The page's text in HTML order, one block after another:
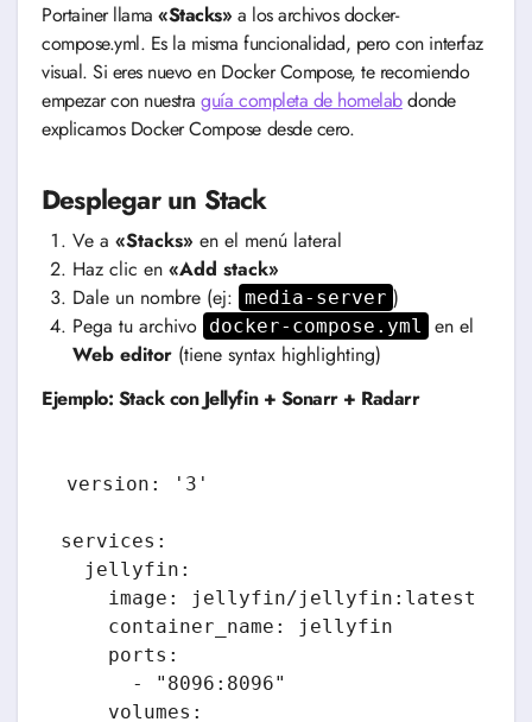
Portainer llama«Stacks» a los archivos docker-
compose.yml. Es la misma funcionalidad, pero con interfaz
visual. Si eres nuevo en Docker Compose, te recomiendo
empezar con nuestraguía completa de homelabdonde
explicamos Docker Compose desde cero.
Desplegar un Stack
Ve a «Stacks» en el menú lateral
Haz clic en «Add stack»
Dale un nombre (ej: media-server )
Pega tu archivo docker-compose.yml
en el
Web editor(tiene syntax highlighting)
Ejemplo: Stack con Jellyfin + Sonarr + Radarr
version: '3'
services:
  jellyfin:
    image: jellyfin/jellyfin:latest
    container_name: jellyfin
    ports:
      - "8096:8096"
    volumes: